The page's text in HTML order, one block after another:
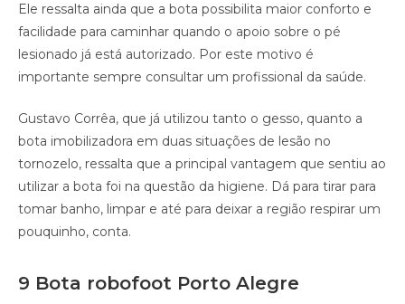
Ele ressalta ainda que a bota possibilita maior conforto e
facilidade para caminhar quando o apoio sobre o pé
lesionado já está autorizado. Por este motivo é
importante sempre consultar um profissional da saúde.
Gustavo Corrêa, que já utilizou tanto o gesso, quanto a
bota imobilizadora em duas situações de lesão no
tornozelo, ressalta que a principal vantagem que sentiu ao
utilizar a bota foi na questão da higiene. Dá para tirar para
tomar banho, limpar e até para deixar a região respirar um
pouquinho, conta.
9 Bota robofoot Porto Alegre